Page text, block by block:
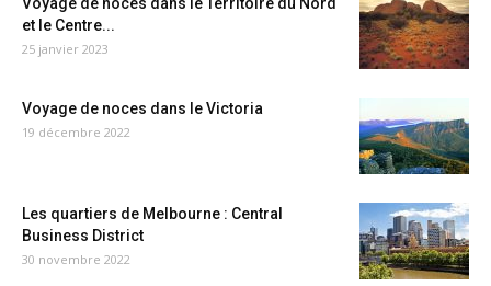
et le Centre...
25 janvier 2023
Voyage de noces dans le Victoria
19 décembre 2022
Les quartiers de Melbourne : Central
Business District
30 novembre 2022